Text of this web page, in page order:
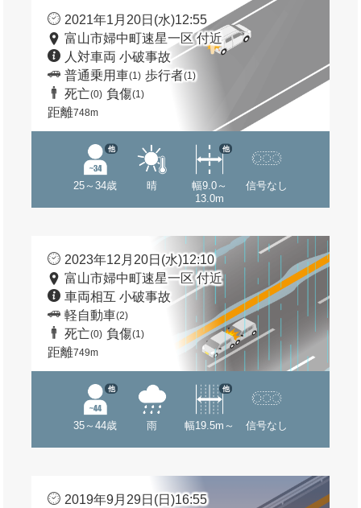
2021年1月20日(水)12:55
富山市婦中町速星一区 付近
人対車両 小破事故
普通乗用車(1) 歩行者(1)
死亡(0) 負傷(1)
距離748m
25～34歳
他
晴
幅9.0～
13.0m
他
信号なし
2023年12月20日(水)12:10
富山市婦中町速星一区 付近
車両相互 小破事故
軽自動車(2)
死亡(0) 負傷(1)
距離749m
35～44歳
他
雨 幅19.5m～
他
信号なし
2019年9月29日(日)16:55